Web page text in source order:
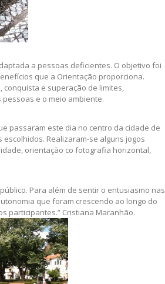
a pessoas deficientes. O objetivo foi
que a Orientação proporciona.
conquista e superação de limites,
e o meio ambiente.
passaram este dia no centro da cidade de
escolhidos. Realizaram-se alguns jogos
orientação co fotografia horizontal,
Para além de sentir o entusiasmo nas
que foram crescendo ao longo do
participantes.” Cristiana Maranhão.